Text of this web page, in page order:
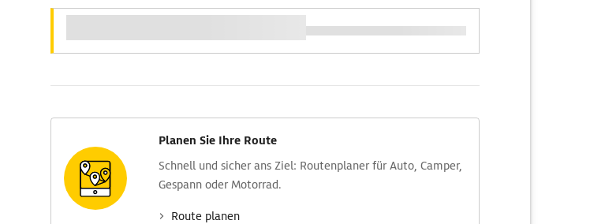
Planen Sie Ihre Route
Schnell und sicher ans Ziel: Routen­planer für Auto, Camper,
Gespann oder Motorrad.
Route planen